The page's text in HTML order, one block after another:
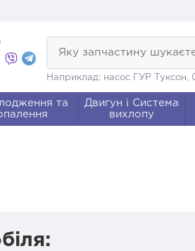
Яку запчастину
Наприклад: насос ГУР Туксон,
та
Двигун і Система
вихлопу